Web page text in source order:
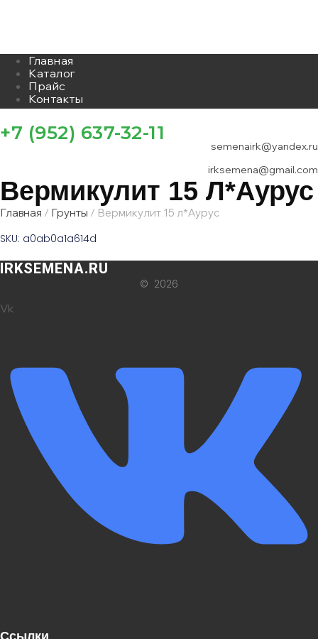
Главная
Каталог
Прайс
Контакты
+7 (952) 637-32-11
semenairk@yandex.ru
irksemena@gmail.com
Вермикулит 15 Л*Аурус
Главная / Грунты / Вермикулит 15 л*Аурус
SKU: a0ab0a1a614d
IRKSEMENA.RU
© 2026
Vk
Ссылки